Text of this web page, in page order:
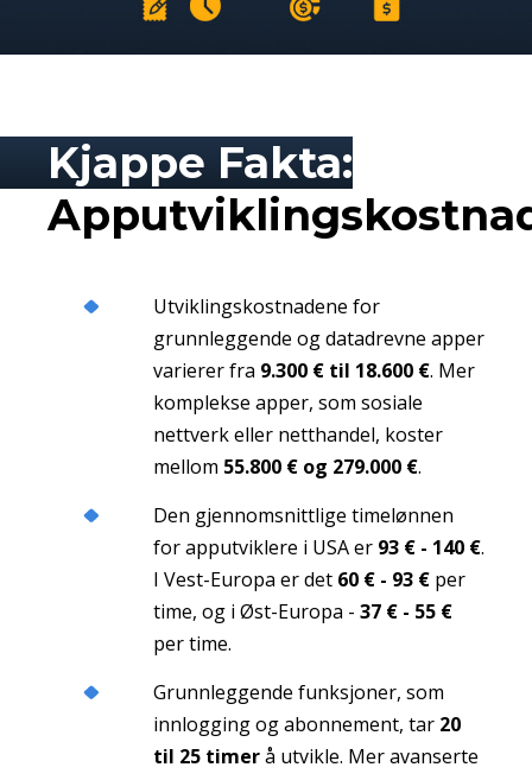
Kjappe Fakta:
Utviklingskostnadene for
grunnleggende og datadrevne apper
varierer fra 9.300 € til 18.600 €. Mer
komplekse apper, som sosiale
nettverk eller netthandel, koster
mellom 55.800 € og 279.000 €.
Den gjennomsnittlige timelønnen
for apputviklere i USA er 93 € - 140 €.
I Vest-Europa er det 60 € - 93 € per
time, og i Øst-Europa - 37 € - 55 €
per time.
Grunnleggende funksjoner, som
innlogging og abonnement, tar 20
til 25 timerå utvikle. Mer avanserte